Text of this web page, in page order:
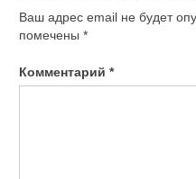
Ваш адрес email не будет
помечены *
Комментарий *